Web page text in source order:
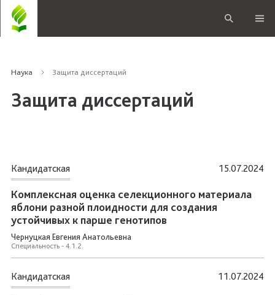
Наука Защита диссертаций
Защита диссертаций
Кандидатская
Комплексная оценка селекционного материала
яблони разной плоидности для создания
устойчивых к парше генотипов
Чернуцкая Евгения Анатольевна
Специальность - 4.1.2.
15.07.2024
Кандидатская 11.07.2024